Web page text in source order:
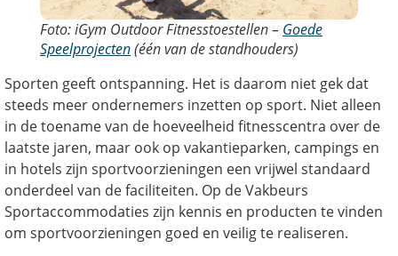
Foto: iGym Outdoor Fitnesstoestellen – Goede
Speelprojecten(één van de standhouders)
Sporten geeft ontspanning. Het is daarom niet gek dat
steeds meer ondernemers inzetten op sport. Niet alleen
in de toename van de hoeveelheid fitnesscentra over de
laatste jaren, maar ook op vakantieparken, campings en
in hotels zijn sportvoorzieningen een vrijwel standaard
onderdeel van de faciliteiten. Op de Vakbeurs
Sportaccommodaties zijn kennis en producten te vinden
om sportvoorzieningen goed en veilig te realiseren.